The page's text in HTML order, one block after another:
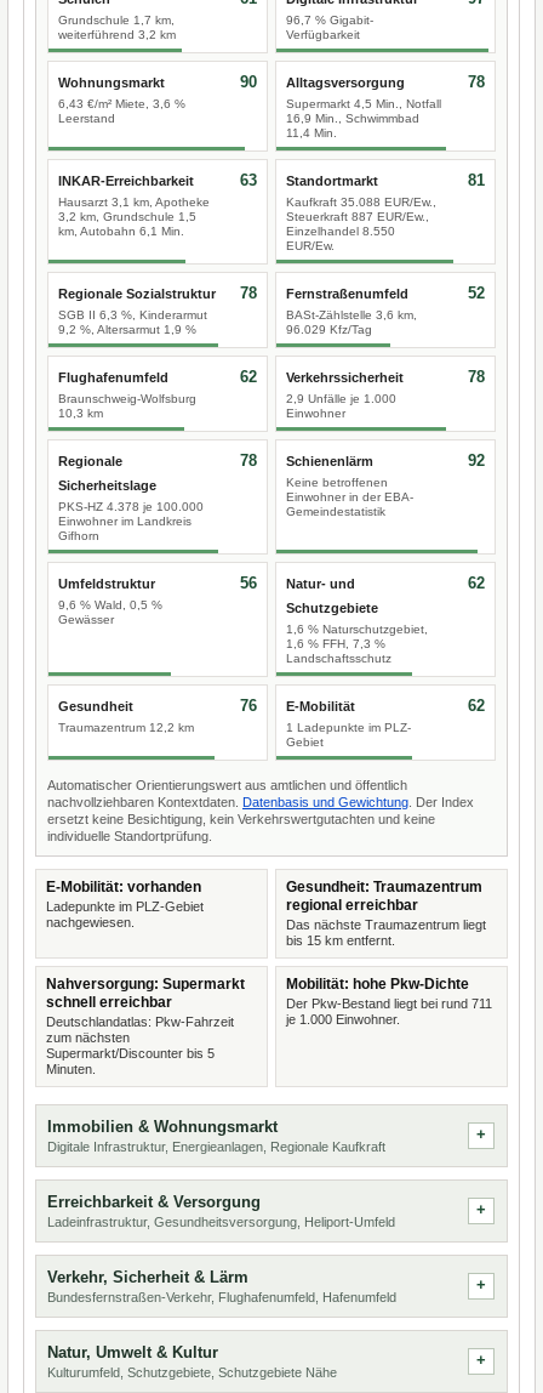
Grundschule 1,7 km,
weiterführend 3,2 km
96,7 % Gigabit-
Verfügbarkeit
Wohnungsmarkt
6,43 €/m² Miete, 3,6 %
Leerstand
90 Alltagsversorgung
Supermarkt 4,5 Min., Notfall
16,9 Min., Schwimmbad
11,4 Min.
78
INKAR-Erreichbarkeit
Hausarzt 3,1 km, Apotheke
3,2 km, Grundschule 1,5
km, Autobahn 6,1 Min.
63 Standortmarkt
Kaufkraft 35.088 EUR/Ew.,
Steuerkraft 887 EUR/Ew.,
Einzelhandel 8.550
EUR/Ew.
81
Regionale Sozialstruktur
SGB II 6,3 %, Kinderarmut
9,2 %, Altersarmut 1,9 %
78 Fernstraßenumfeld
BASt-Zählstelle 3,6 km,
96.029 Kfz/Tag
52
Flughafenumfeld
Braunschweig-Wolfsburg
10,3 km
62 Verkehrssicherheit
2,9 Unfälle je 1.000
Einwohner
78
Regionale
Sicherheitslage
PKS-HZ 4.378 je 100.000
Einwohner im Landkreis
Gifhorn
78 Schienenlärm
Keine betroffenen
Einwohner in der EBA-
Gemeindestatistik
92
Umfeldstruktur
9,6 % Wald, 0,5 %
Gewässer
56
Natur- und
Schutzgebiete
1,6 % Naturschutzgebiet,
1,6 % FFH, 7,3 %
Landschaftsschutz
62
Gesundheit
Traumazentrum 12,2 km
76 E-Mobilität
1 Ladepunkte im PLZ-
Gebiet
62
Automatischer Orientierungswert aus amtlichen und öffentlich
nachvollziehbaren Kontextdaten. Datenbasis und Gewichtung . Der Index
ersetzt keine Besichtigung, kein Verkehrswertgutachten und keine
individuelle Standortprüfung.
E-Mobilität: vorhanden
Ladepunkte im PLZ-Gebiet
nachgewiesen.
Gesundheit: Traumazentrum
regional erreichbar
Das nächste Traumazentrum liegt
bis 15 km entfernt.
Nahversorgung: Supermarkt
schnell erreichbar
Deutschlandatlas: Pkw-Fahrzeit
zum nächsten
Supermarkt/Discounter bis 5
Minuten.
Mobilität: hohe Pkw-Dichte
Der Pkw-Bestand liegt bei rund 711
je 1.000 Einwohner.
Immobilien & Wohnungsmarkt
Digitale Infrastruktur, Energieanlagen, Regionale Kaufkraft
Erreichbarkeit & Versorgung
Ladeinfrastruktur, Gesundheitsversorgung, Heliport-Umfeld
Verkehr, Sicherheit & Lärm
Bundesfernstraßen-Verkehr, Flughafenumfeld, Hafenumfeld
Natur, Umwelt & Kultur
Kulturumfeld, Schutzgebiete, Schutzgebiete Nähe